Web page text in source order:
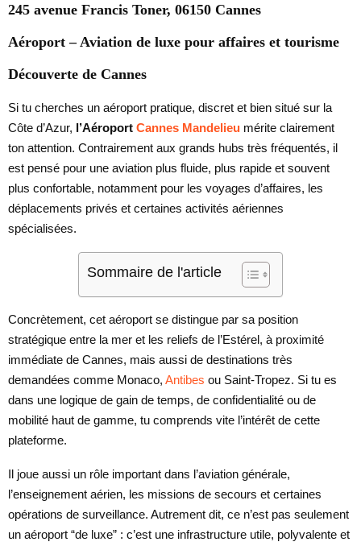
245 avenue Francis Toner, 06150 Cannes
Aéroport – Aviation de luxe pour affaires et tourisme
Découverte de Cannes
Si tu cherches un aéroport pratique, discret et bien situé sur la
Côte d’Azur, l’Aéroport Cannes Mandelieu mérite clairement
ton attention. Contrairement aux grands hubs très fréquentés, il
est pensé pour une aviation plus fluide, plus rapide et souvent
plus confortable, notamment pour les voyages d’affaires, les
déplacements privés et certaines activités aériennes
spécialisées.
Sommaire de l'article
Concrètement, cet aéroport se distingue par sa position
stratégique entre la mer et les reliefs de l’Estérel, à proximité
immédiate de Cannes, mais aussi de destinations très
demandées comme Monaco, Antibes ou Saint-Tropez. Si tu es
dans une logique de gain de temps, de confidentialité ou de
mobilité haut de gamme, tu comprends vite l’intérêt de cette
plateforme.
Il joue aussi un rôle important dans l’aviation générale,
l’enseignement aérien, les missions de secours et certaines
opérations de surveillance. Autrement dit, ce n’est pas seulement
un aéroport “de luxe” : c’est une infrastructure utile, polyvalente et